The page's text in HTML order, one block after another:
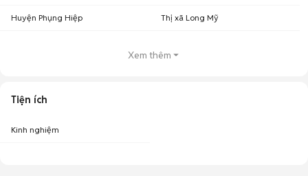
Huyện Phụng Hiệp Thị xã Long Mỹ
Xem thêm
Tiện ích
Kinh nghiệm